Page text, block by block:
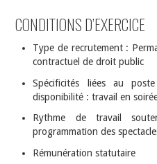
CONDITIONS D’EXERCICE
Type de recrutement :
contractuel de droit public
Spécificités liées au
disponibilité : travail en
Rythme de travail
programmation des
Rémunération statutaire